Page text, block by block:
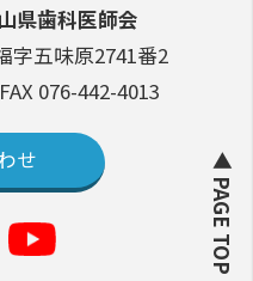
県歯科医師会
字五味原2741番2
076-442-4013
せ ▲ PAGE TOP